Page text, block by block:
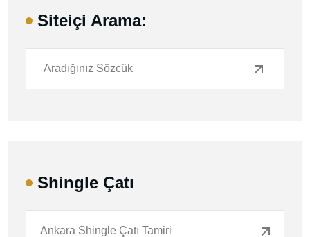
Siteiçi Arama:
Shingle Çatı
Ankara Shingle Çatı Tamiri